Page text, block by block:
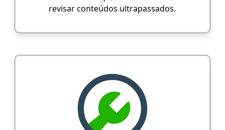
revisar conteúdos ultrapassados.